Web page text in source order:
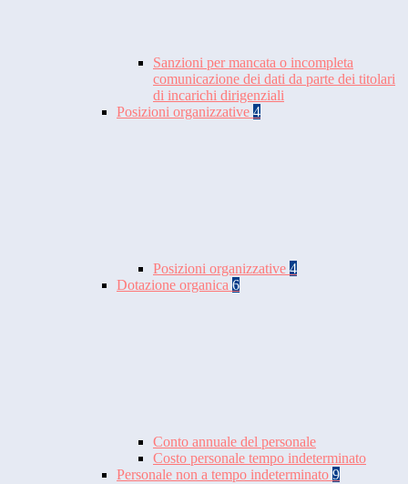
Sanzioni per mancata o incompleta
comunicazione dei dati da parte dei titolari
di incarichi dirigenziali
Posizioni organizzative 4
Posizioni organizzative 4
Dotazione organica 6
Conto annuale del personale
Costo personale tempo indeterminato
Personale non a tempo indeterminato 9